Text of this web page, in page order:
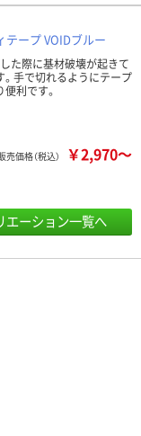
テープ VOIDブルー
た際に基材破壊が起きて
手で切れるようにテープ
利です。
売価格（税込） ￥2,970～
エーション一覧へ